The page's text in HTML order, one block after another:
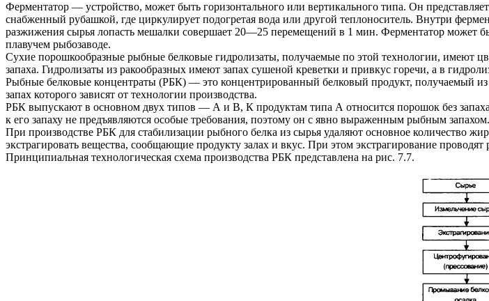
Ферментатор — устройство, может быть горизонтального или вертикального типа. Он
снабженный рубашкой, где циркулирует подогретая вода или другой теплоноситель. Внутри
разжижения сырья лопасть мешалки совершает 20—25 перемещений в 1 мин. Ферментатор может
плавучем рыбозаводе.
Сухие порошкообразные рыбные белковые гидролизаты, получаемые по этой технологии, имеют
запаха. Гидролизаты из ракообразных имеют запах сушеной креветки и привкус горечи, а в
Рыбные белковые концентраты (РБК) — это концентрированный белковый продукт, получаемый
запах которого зависят от технологии производства.
РБК выпускают в основном двух типов — А и В, К продуктам типа А относится порошок без
к его запаху не предъявляются особые требования, поэтому он с явно выраженным рыбным запахом.
При производстве РБК для стабилизации рыбного белка из сырья удаляют основное количество
экстрагировать вещества, сообщающие продукту залах и вкус. При этом экстрагирование
Принципиальная технологическая схема производства РБК представлена на рис. 7.7.